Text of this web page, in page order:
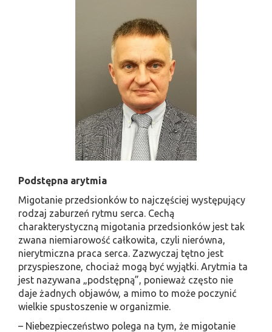
Podstępna arytmia
Migotanie przedsionków to najczęściej występujący
rodzaj zaburzeń rytmu serca. Cechą
charakterystyczną migotania przedsionków jest tak
zwana niemiarowość całkowita, czyli nierówna,
nierytmiczna praca serca. Zazwyczaj tętno jest
przyspieszone, chociaż mogą być wyjątki. Arytmia ta
jest nazywana „podstępną”, ponieważ często nie
daje żadnych objawów, a mimo to może poczynić
wielkie spustoszenie w organizmie.
– Niebezpieczeństwo polega na tym, że migotanie